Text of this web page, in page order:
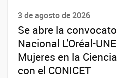
3 de agosto de 2026
Se abre la
Nacional L’Oréal-
Mujeres en la
con el CONICET